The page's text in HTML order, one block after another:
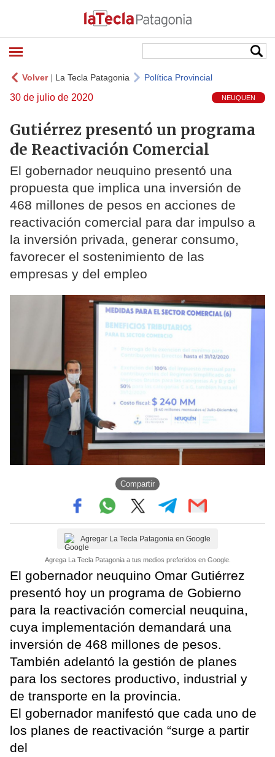
Volver| La Tecla Patagonia Política Provincial
30 de julio de 2020 NEUQUEN
Gutiérrez presentó un programa
de Reactivación Comercial
El gobernador neuquino presentó una
propuesta que implica una inversión de
468 millones de pesos en acciones de
reactivación comercial para dar impulso a
la inversión privada, generar consumo,
favorecer el sostenimiento de las
empresas y del empleo
Compartir
Agregar La Tecla Patagonia en Google
Agrega La Tecla Patagonia a tus medios preferidos en Google.
El gobernador neuquino Omar Gutiérrez
presentó hoy un programa de Gobierno
para la reactivación comercial neuquina,
cuya implementación demandará una
inversión de 468 millones de pesos.
También adelantó la gestión de planes
para los sectores productivo, industrial y
de transporte en la provincia.
El gobernador manifestó que cada uno de
los planes de reactivación “surge a partir
del